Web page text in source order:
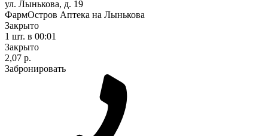
ул. Лынькова, д. 19
ФармОстров Аптека на Лынькова
Закрыто
1 шт. в 00:01
Закрыто
2,07 р.
Забронировать